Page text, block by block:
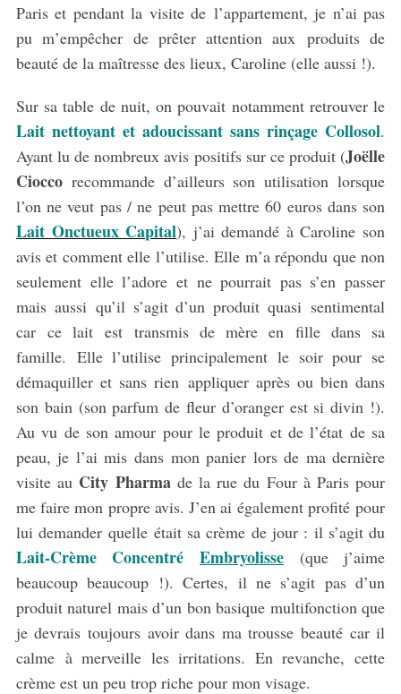
Paris et pendant la visite de l’appartement, je n’ai pas
pu m’empêcher de prêter attention aux produits de
beauté de la maîtresse des lieux, Caroline (elle aussi !).
Sur sa table de nuit, on pouvait notamment retrouver le
Lait nettoyant et adoucissant sans rinçage Collosol.
Ayant lu de nombreux avis positifs sur ce produit (Joëlle
Cioccorecommande d’ailleurs son utilisation lorsque
l’on ne veut pas / ne peut pas mettre 60 euros dans son
Lait Onctueux Capital), j’ai demandé à Caroline son
avis et comment elle l’utilise. Elle m’a répondu que non
seulement elle l’adore et ne pourrait pas s’en passer
mais aussi qu’il s’agit d’un produit quasi sentimental
car ce lait est transmis de mère en fille dans sa
famille. Elle l’utilise principalement le soir pour se
démaquiller et sans rien appliquer après ou bien dans
son bain (son parfum de fleur d’oranger est si divin !).
Au vu de son amour pour le produit et de l’état de sa
peau, je l’ai mis dans mon panier lors de ma dernière
visite au City Pharmade la rue du Four à Paris pour
me faire mon propre avis. J’en ai également profité pour
lui demander quelle était sa crème de jour : il s’agit du
Lait-Crème Concentré Embryolisse (que j’aime
beaucoup beaucoup !). Certes, il ne s’agit pas d’un
produit naturel mais d’un bon basique multifonction que
je devrais toujours avoir dans ma trousse beauté car il
calme à merveille les irritations. En revanche, cette
crème est un peu trop riche pour mon visage.